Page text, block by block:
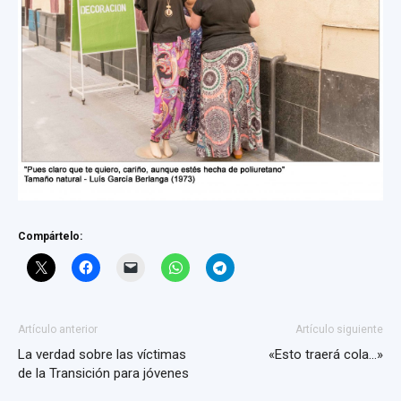
Compártelo:
Artículo anterior
La verdad sobre las víctimas
de la Transición para jóvenes
Artículo siguiente
«Esto traerá cola…»